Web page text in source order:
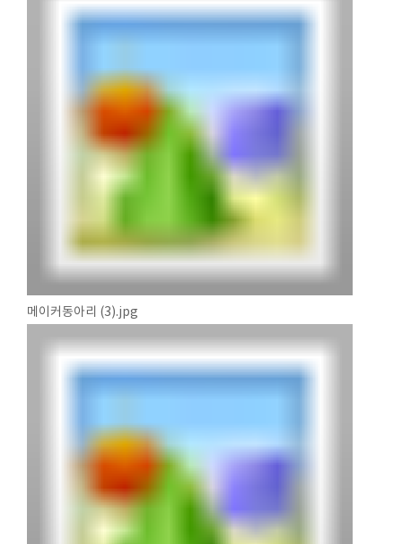
메이커동아리 (3).jpg